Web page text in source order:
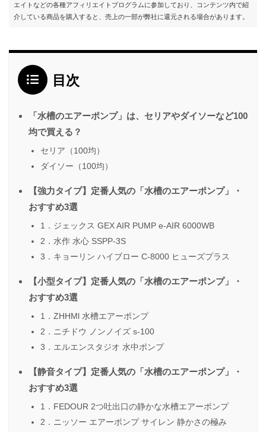
エイトなどの各種アフィリエイトプログラムに参加しており、コンテンツ内で紹
介している商品を購入すると、売上の一部が弊社に還元される場合があります。
目次
「水槽のエアーポンプ」は、セリアやダイソーなど100
均で買える？
セリア（100均）
ダイソー（100均）
【強力タイプ】定番人気の「水槽のエアーポンプ」・
おすすめ3選
1．ジェックス GEX AIR PUMP e‐AIR 6000WB
2．水作 水心 SSPP-3S
3．キョーリン ハイブロー C-8000 ヒューズプラス
【小型タイプ】定番人気の「水槽のエアーポンプ」・
おすすめ3選
1．ZHHMl 水槽エアーポンプ
2．ニチドウ ノンノイズ s-100
3．エルエンスタジオ 水中ポンプ
【静音タイプ】定番人気の「水槽のエアーポンプ」・
おすすめ3選
1．FEDOUR 2つ吐出口の静かな水槽エアーポンプ
2．ニッソー エアーポンプ サイレン 静かさの極み